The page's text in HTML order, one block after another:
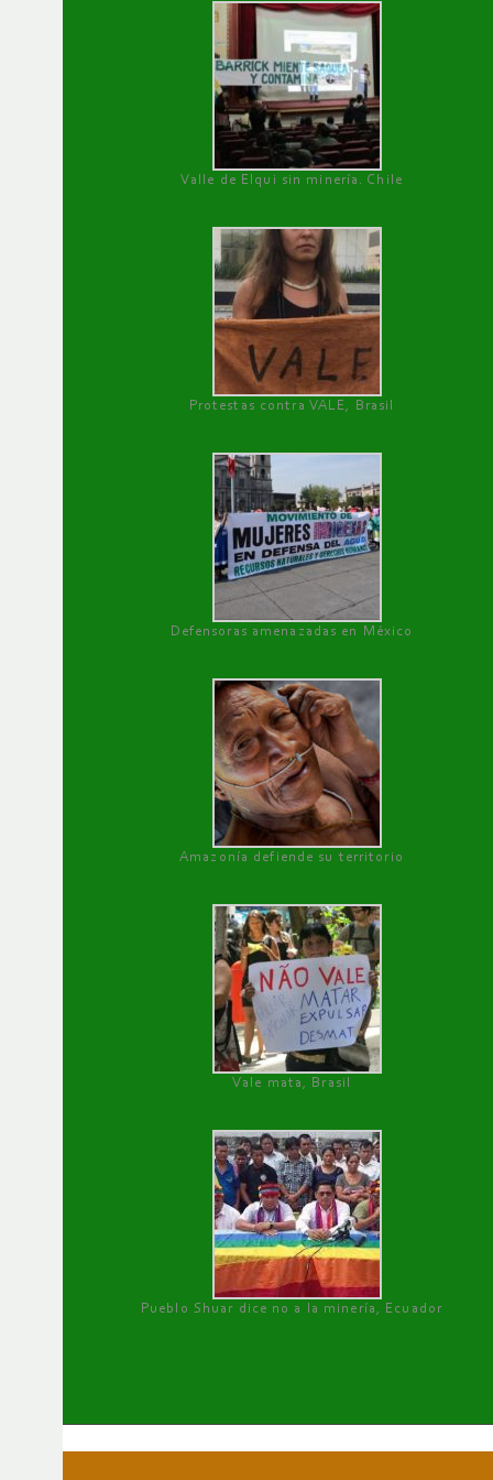
Valle de Elqui sin minería. Chile
Protestas contra VALE, Brasil
Defensoras amenazadas en México
Amazonía defiende su territorio
Vale mata, Brasil
Pueblo Shuar dice no a la minería, Ecuador